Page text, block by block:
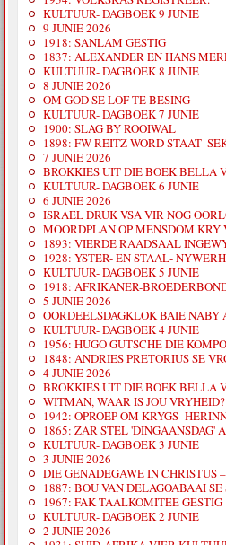
KULTUUR- DAGBOEK 9 JUNIE
9 JUNIE 2026
1918: SANLAM GESTIG
1837: ALEXANDER EN HANS
KULTUUR- DAGBOEK 8 JUNIE
8 JUNIE 2026
OM GOD SE LOF TE BESING
KULTUUR- DAGBOEK 7 JUNIE
1900: SLAG BY ROOIWAL
1898: FW REITZ WORD STAAT-
7 JUNIE 2026
BROKKIES UIT DIE BOEK BELLA
KULTUUR- DAGBOEK 6 JUNIE
6 JUNIE 2026
ISRAEL DRUK VSA VIR NOG
MOORDPLAN OP MENSDOM KRY
1893: VIERDE RAADSAAL
1928: YSTER- EN STAAL-
KULTUUR- DAGBOEK 5 JUNIE
1918: AFRIKANER-
5 JUNIE 2026
OORDEELSDAGKLOK BAIE NABY
KULTUUR- DAGBOEK 4 JUNIE
1956: HUGO GUTSCHE DIE
1848: ANDRIES PRETORIUS SE
4 JUNIE 2026
BROKKIES UIT DIE BOEK BELLA
WITMAN, WAAR IS JOU
1942: OPROEP OM KRYGS-
1865: ZAR STEL 'DINGAANSDAG'
KULTUUR- DAGBOEK 3 JUNIE
3 JUNIE 2026
DIE GENADEGAWE IN CHRISTUS
1887: BOU VAN DELAGOABAAI
1967: FAK TAALKOMITEE GESTIG
KULTUUR- DAGBOEK 2 JUNIE
2 JUNIE 2026